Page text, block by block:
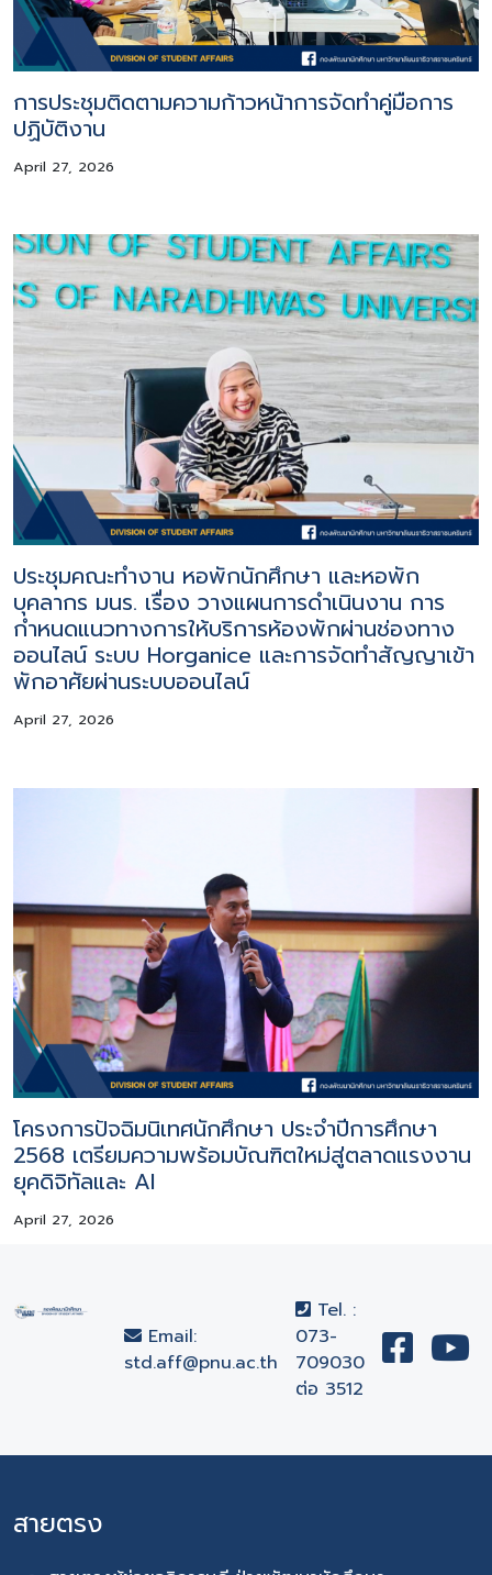
การประชุมติดตามความก้าวหน้าการจัดทำคู่มือการ
ปฏิบัติงาน
April 27, 2026
ประชุมคณะทำงาน หอพักนักศึกษา และหอพัก
บุคลากร มนร. เรื่อง วางแผนการดำเนินงาน การ
กำหนดแนวทางการให้บริการห้องพักผ่านช่องทาง
ออนไลน์ ระบบ Horganice และการจัดทำสัญญาเข้า
พักอาศัยผ่านระบบออนไลน์
April 27, 2026
โครงการปัจฉิมนิเทศนักศึกษา ประจำปีการศึกษา
2568 เตรียมความพร้อมบัณฑิตใหม่สู่ตลาดแรงงาน
ยุคดิจิทัลและ AI
April 27, 2026
Email:
std.aff@pnu.ac.th
Tel. :
073-
709030
ต่อ 3512
สายตรง